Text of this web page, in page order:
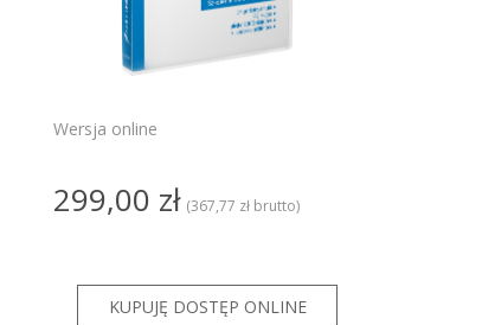
Wersja online
299,00 zł (367,77 zł brutto)